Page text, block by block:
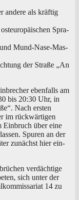
ande­re als kräf­tig
Spra­
Mund-Nase-Mas­
der Stra­ße „An
eben­falls am
bis 20:30 Uhr, in
Nach ers­ten
im rück­wär­ti­gen
Ein­bruch über eine
Spu­ren an der
zunächst hier ein­
ver­däch­ti­ge
sich unter der
14 zu